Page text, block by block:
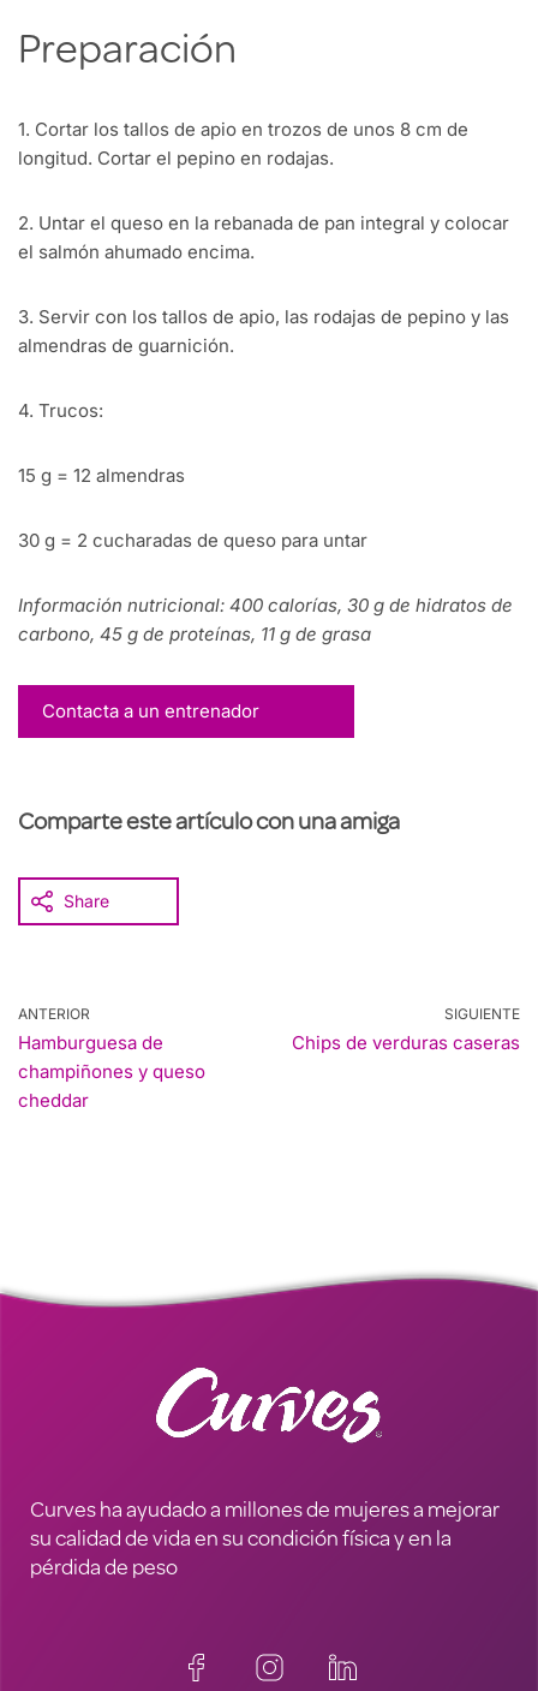
Preparación
1. Cortar los tallos de apio en trozos de unos 8 cm de
longitud. Cortar el pepino en rodajas.
2. Untar el queso en la rebanada de pan integral y colocar
el salmón ahumado encima.
3. Servir con los tallos de apio, las rodajas de pepino y las
almendras de guarnición.
4. Trucos:
15 g = 12 almendras
30 g = 2 cucharadas de queso para untar
Información nutricional: 400 calorías, 30 g de hidratos de
carbono, 45 g de proteínas, 11 g de grasa
Contacta a un entrenador
Comparte este artículo con una amiga
Share
ANTERIOR
Hamburguesa de
champiñones y queso
cheddar
SIGUIENTE
Chips de verduras caseras
Curves ha ayudado a millones de mujeres a mejorar
su calidad de vida en su condición física y en la
pérdida de peso